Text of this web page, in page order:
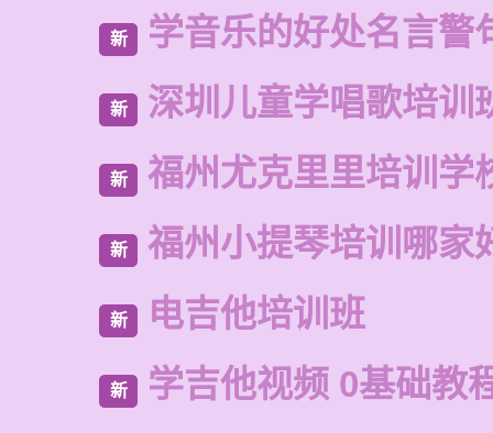
新 学音乐的好处名言警
新 深圳儿童学唱歌培训
新 福州尤克里里培训学
新 福州小提琴培训哪家
新 电吉他培训班
新 学吉他视频 0基础教